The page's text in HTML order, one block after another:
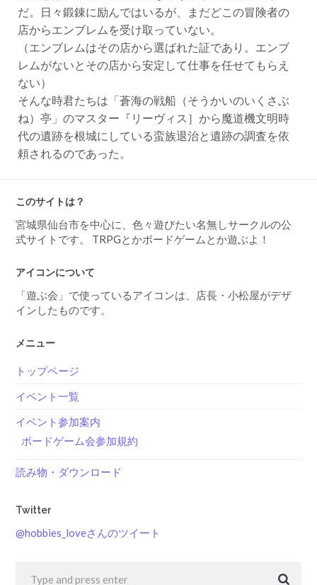
だ。日々鍛錬に励んではいるが、まだどこの冒険者の
店からエンブレムを受け取っていない。
（エンブレムはその店から選ばれた証であり。エンブ
レムがないとその店から安定して仕事を任せてもらえ
ない）
そんな時君たちは「蒼海の戦船（そうかいのいくさぶ
ね）亭」のマスター『リーヴィス］から魔道機文明時
代の遺跡を根城にしている蛮族退治と遺跡の調査を依
頼されるのであった。
このサイトは？
宮城県仙台市を中心に、色々遊びたい名無しサークルの公
式サイトです。 TRPGとかボードゲームとか遊ぶよ！
アイコンについて
「遊ぶ会」で使っているアイコンは、店長・小松屋がデザ
インしたものです。
メニュー
トップページ
イベント一覧
イベント参加案内
ボードゲーム会参加規約
読み物・ダウンロード
Twitter
@hobbies_loveさんのツイート